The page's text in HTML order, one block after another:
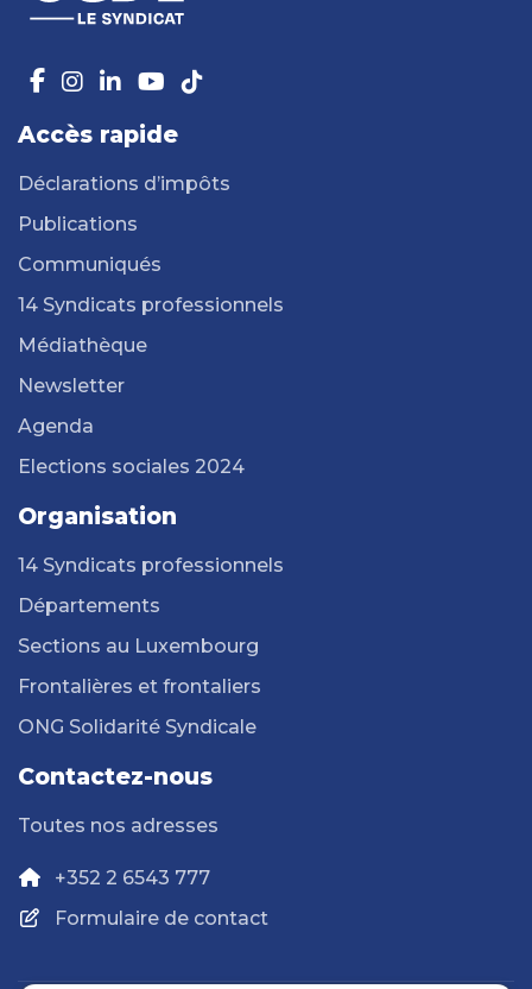
Accès rapide
Déclarations d’impôts
Publications
Communiqués
14 Syndicats professionnels
Médiathèque
Newsletter
Agenda
Elections sociales 2024
Organisation
14 Syndicats professionnels
Départements
Sections au Luxembourg
Frontalières et frontaliers
ONG Solidarité Syndicale
Contactez-nous
Toutes nos adresses
+352 2 6543 777
Formulaire de contact